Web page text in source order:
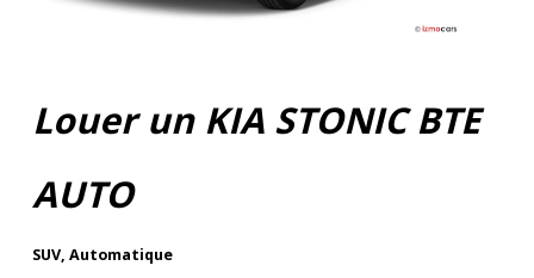
Louer un KIA STONIC BTE
AUTO
SUV, Automatique